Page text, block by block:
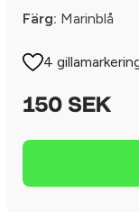
Färg: Marinblå
4
150 SEK